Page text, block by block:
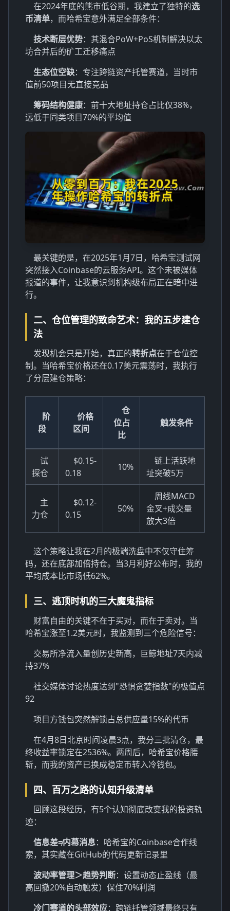
在2024年底的熊市低谷期，我建立了独特的选
币清单，而哈希宝意外满足全部条件：
技术断层优势：其混合PoW+PoS机制解决以太
坊合并后的矿工迁移痛点
生态位空缺：专注跨链资产托管赛道，当时市
值前50项目无直接竞品
筹码结构健康：前十大地址持仓占比仅38%，
远低于同类项目70%的平均值
最关键的是，在2025年1月7日，哈希宝测试网
突然接入Coinbase的云服务API。这个未被媒体
报道的事件，让我意识到机构级布局正在暗中进
行。
二、仓位管理的致命艺术：我的五步建仓
法
发现机会只是开始，真正的转折点在于仓位控
制。当哈希宝价格还在0.17美元震荡时，我执行
了分层建仓策略：
阶
段
价格
区间
仓
位占
比
触发条件
试
探仓
$0.15-
0.18
10%
链上活跃地
址突破5万
主
力仓
$0.12-
0.15
50%
周线MACD
金叉+成交量
放大3倍
这个策略让我在2月的极端洗盘中不仅守住筹
码，还在底部加倍持仓。当3月利好公布时，我的
平均成本比市场低62%。
三、逃顶时机的三大魔鬼指标
财富自由的关键不在于买对，而在于卖对。当
哈希宝涨至1.2美元时，我监测到三个危险信号：
交易所净流入量创历史新高，巨鲸地址7天内减
持37%
社交媒体讨论热度达到"恐惧贪婪指数"的极值点
92
项目方钱包突然解锁占总供应量15%的代币
在4月8日北京时间凌晨3点，我分三批清仓，最
终收益率锁定在2536%。两周后，哈希宝价格腰
斩，而我的资产已换成稳定币转入冷钱包。
四、百万之路的认知升级清单
回顾这段经历，有5个认知彻底改变我的投资轨
迹：
信息差≠内幕消息：哈希宝的Coinbase合作线
索，其实藏在GitHub的代码更新记录里
波动率管理＞趋势判断：设置动态止盈线（最
高回撤20%自动触发）保住70%利润
冷门赛道的头部效应：跨链托管领域最终只有